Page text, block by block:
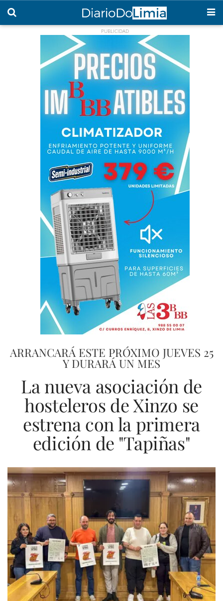
ARRANCARÁ ESTE PRÓXIMO JUEVES 25
Y DURARÁ UN MES
La nueva asociación de
hosteleros de Xinzo se
estrena con la primera
edición de "Tapiñas"